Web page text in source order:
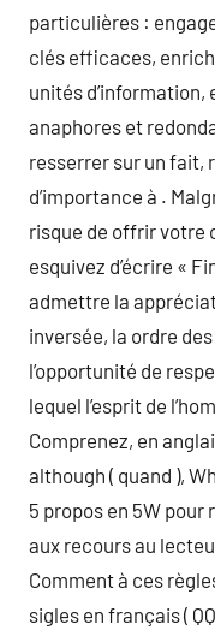
particulières :
clés efficaces,
unités
anaphores et
resserrer sur un fait,
d’importance à .
risque de offrir votre
esquivez d’écrire «
admettre la
inversée, la ordre
l’opportunité de
lequel l’esprit de
Comprenez, en
although ( quand ),
5 propos en 5W pour
aux recours au
Comment à ces
sigles en français (